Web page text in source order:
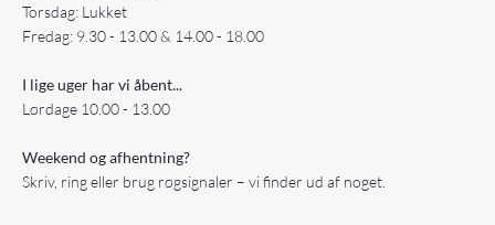
Torsdag: Lukket
Fredag: 9.30 - 13.00 & 14.00 - 18.00
I lige uger har vi åbent...
Lørdage 10.00 - 13.00
Weekend og afhentning?
Skriv, ring eller brug røgsignaler – vi finder ud af noget.